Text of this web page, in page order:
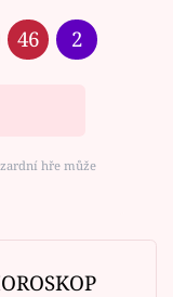
46 2
hře může